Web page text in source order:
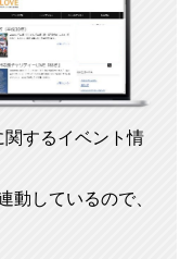
するイベント情
動しているので、